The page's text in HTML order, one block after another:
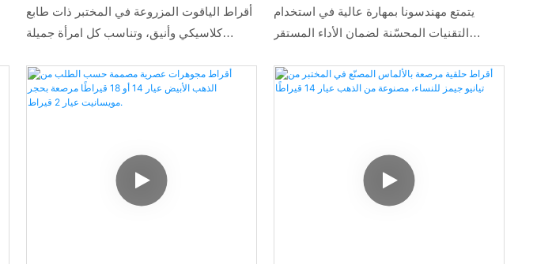
عيار 14 أو 18 قيراطاً، بتصميم كلاسيكي
أقراط الياقوت المزروعة في المختبر ذات طابع
كلاسيكي وأنيق، وتناسب كل امرأة جميلة
والمويسانيت من تصميم تيانيو جيمز
يتمتع مهندسونا بمهارة عالية في استخدام
التقنيات المحسّنة لضمان الأداء المستقر